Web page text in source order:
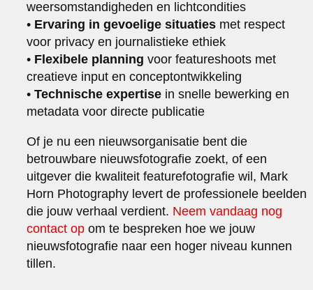
weersomstandigheden en lichtcondities
• Ervaring in gevoelige situaties met respect
voor privacy en journalistieke ethiek
• Flexibele planning voor featureshoots met
creatieve input en conceptontwikkeling
•Technische expertise in snelle bewerking en
metadata voor directe publicatie
Of je nu een nieuwsorganisatie bent die
betrouwbare nieuwsfotografie zoekt, of een
uitgever die kwaliteit featurefotografie wil, Mark
Horn Photography levert de professionele beelden
die jouw verhaal verdient. Neem vandaag nog
contact op om te bespreken hoe we jouw
nieuwsfotografie naar een hoger niveau kunnen
tillen.